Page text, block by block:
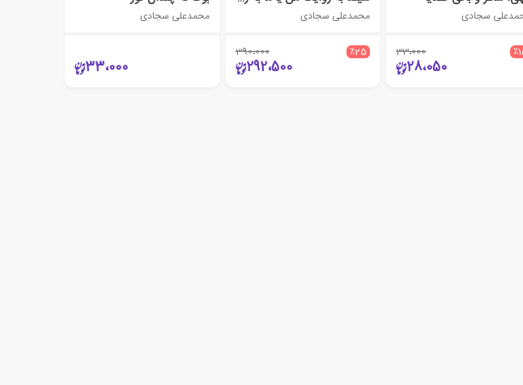
سجادی
33،000
28،050
محمدعلی سجادی
٪25 390،000
292،500
محمدعلی سجادی
33،000